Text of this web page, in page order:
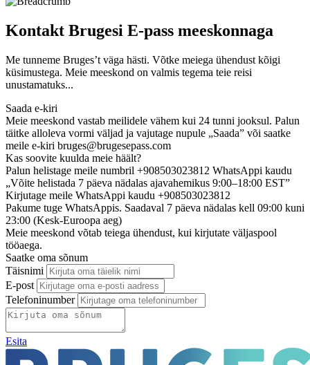
Kontakt Brugesi E-pass meeskonnaga
Me tunneme Bruges’t väga hästi. Võtke meiega ühendust kõigi
küsimustega. Meie meeskond on valmis tegema teie reisi
unustamatuks...
Saada e-kiri
Meie meeskond vastab meilidele vähem kui 24 tunni jooksul. Palun
täitke alloleva vormi väljad ja vajutage nupule „Saada” või saatke
meile e-kiri bruges@brugesepass.com
Kas soovite kuulda meie häält?
Palun helistage meile numbril +908503023812 WhatsAppi kaudu
„Võite helistada 7 päeva nädalas ajavahemikus 9:00–18:00 EST”
Kirjutage meile WhatsAppi kaudu +908503023812
Pakume tuge WhatsAppis. Saadaval 7 päeva nädalas kell 09:00 kuni
23:00 (Kesk-Euroopa aeg)
Meie meeskond võtab teiega ühendust, kui kirjutate väljaspool
tööaega.
Saatke oma sõnum
Täisnimi
E-post
Telefoninumber
Esita